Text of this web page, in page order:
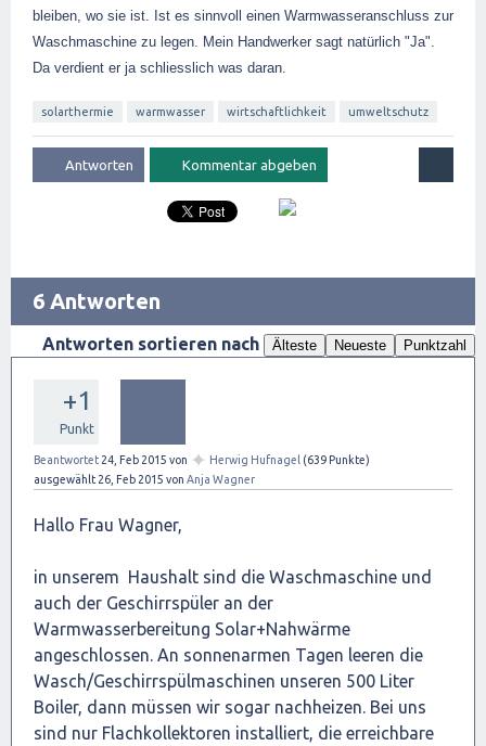
bleiben, wo sie ist. Ist es sinnvoll einen Warmwasseranschluss zur
Waschmaschine zu legen. Mein Handwerker sagt natürlich "Ja".
Da verdient er ja schliesslich was daran.
solarthermie warmwasser wirtschaftlichkeit umweltschutz
6 Antworten
Antworten sortieren nach Älteste Neueste Punktzahl
+1
Punkt
Beantwortet 24, Feb 2015 von ✦ Herwig Hufnagel (639 Punkte)
ausgewählt 26, Feb 2015 von Anja Wagner
Hallo Frau Wagner,
in unserem Haushalt sind die Waschmaschine und
auch der Geschirrspüler an der
Warmwasserbereitung Solar+Nahwärme
angeschlossen. An sonnenarmen Tagen leeren die
Wasch/Geschirrspülmaschinen unseren 500 Liter
Boiler, dann müssen wir sogar nachheizen. Bei uns
sind nur Flachkollektoren installiert, die erreichbare